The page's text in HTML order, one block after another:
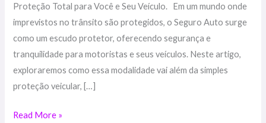
Proteção Total para Você e Seu Veículo. Em um mundo onde
imprevistos no trânsito são protegidos, o Seguro Auto surge
como um escudo protetor, oferecendo segurança e
tranquilidade para motoristas e seus veículos. Neste artigo,
exploraremos como essa modalidade vai além da simples
proteção veicular, […]
Read More »